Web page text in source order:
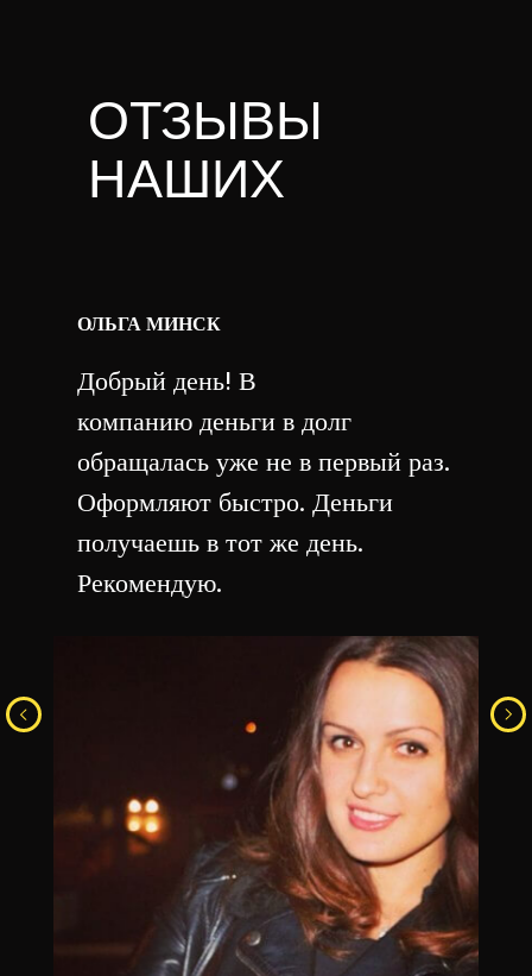
ОТЗЫВЫ
НАШИХ
ОЛЬГА МИНСК
Добрый день! В
компанию деньги в долг
обращалась уже не в первый раз.
Оформляют быстро. Деньги
получаешь в тот же день.
Рекомендую.